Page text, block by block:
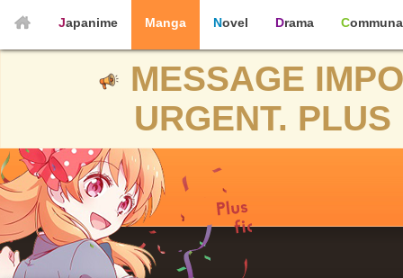
Japanime Manga Novel Drama
MESSAGE
URGENT.